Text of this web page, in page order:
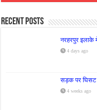
Recent Posts
नरहरपुर इलाके
4 days ago
सड़क पर घिसट
4 weeks ago